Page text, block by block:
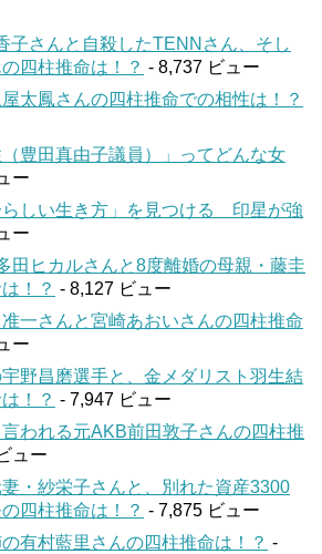
子さんと自殺したTENNさん、そし
四柱推命は！？ - 8,737 ビュー
太鳳さんの四柱推命での相性は！？
（豊田真由子議員）」ってどんな女
ー
らしい生き方」を見つける 印星が強
ー
田ヒカルさんと8度離婚の母親・藤圭
！？ - 8,127 ビュー
一さんと宮崎あおいさんの四柱推命
ー
野昌磨選手と、金メダリスト羽生結
！？ - 7,947 ビュー
われる元AKB前田敦子さんの四柱推
ュー
・紗栄子さんと、別れた資産3300
四柱推命は！？ - 7,875 ビュー
有村藍里さんの四柱推命は！？ -